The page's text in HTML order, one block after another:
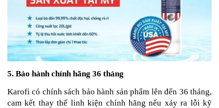
5. Bảo hành chính hãng 36 tháng
Karofi có chính sách bảo hành sản phẩm lên đến 36 tháng,
cam kết thay thế linh kiện chính hãng nếu xảy ra lỗi kỹ